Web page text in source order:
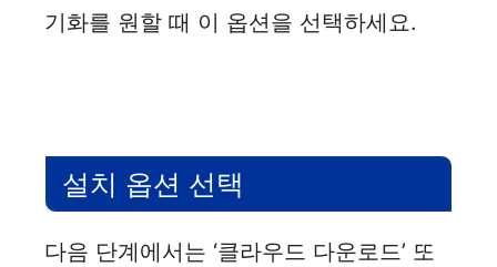
기화를 원할 때 이 옵션을 선택하세요.
설치 옵션 선택
다음 단계에서는 ‘클라우드 다운로드’ 또